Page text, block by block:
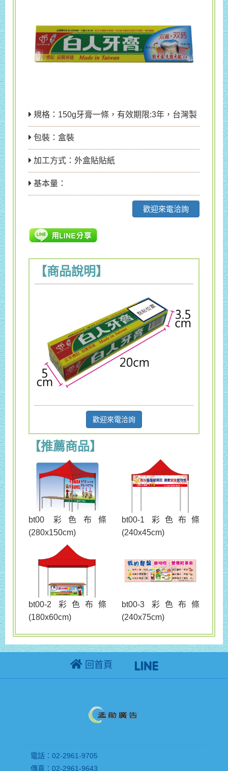
規格：150g牙膏一條，有效期限:3年，台灣製
包裝：盒裝
加工方式：外盒貼貼紙
基本量：
歡迎來電洽詢
【商品說明】
歡迎來電洽詢
【推薦商品】
bt00 彩色布條
(280x150cm)
bt00-1 彩色布條
(240x45cm)
bt00-2 彩色布條
(180x60cm)
bt00-3 彩色布條
(240x75cm)
回首頁
電話：02-2961-9705
傳真：02-2961-9643